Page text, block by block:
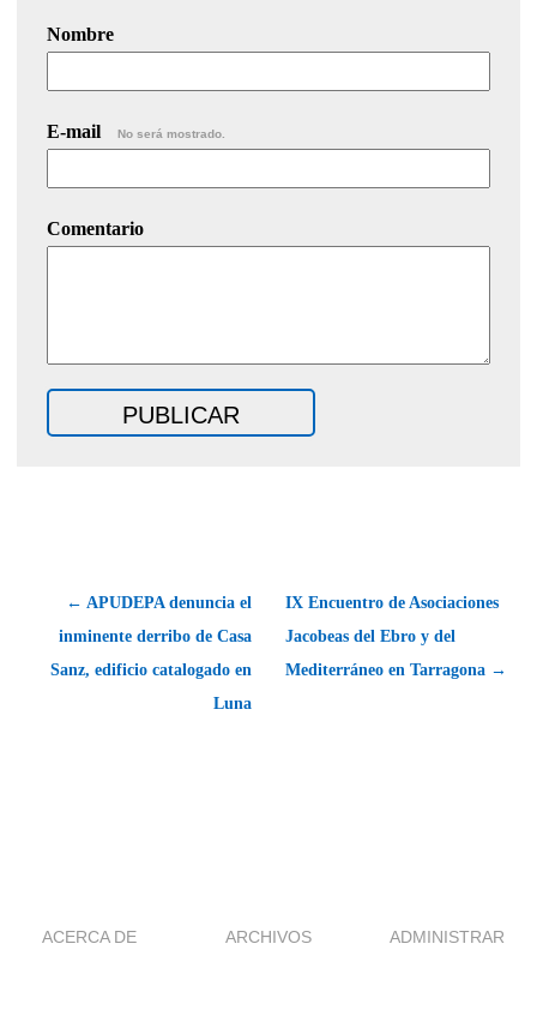
Nombre
E-mail No será mostrado.
Comentario
← APUDEPA denuncia el
inminente derribo de Casa
Sanz, edificio catalogado en
Luna
IX Encuentro de Asociaciones
Jacobeas del Ebro y del
Mediterráneo en Tarragona →
ACERCA DE ARCHIVOS ADMINISTRAR